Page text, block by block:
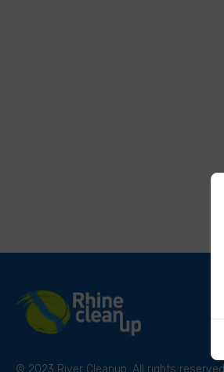
© 2023 River Cleanup. All rights reserved.